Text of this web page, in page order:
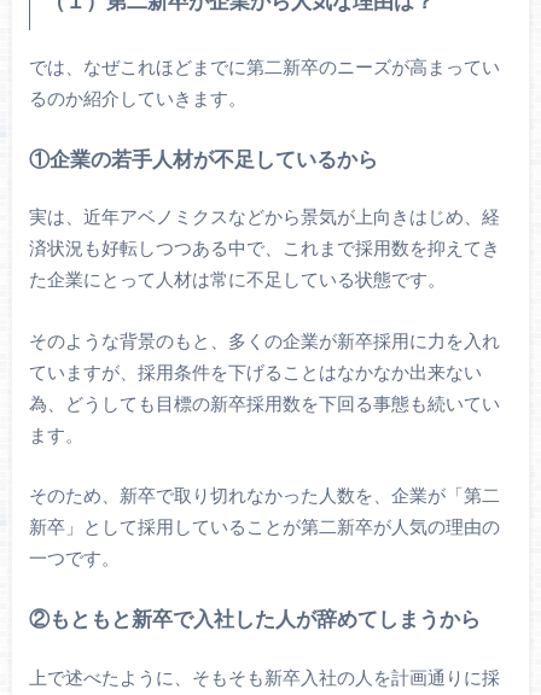
では、なぜこれほどまでに第二新卒のニーズが高まってい
るのか紹介していきます。
①企業の若手人材が不足しているから
実は、近年アベノミクスなどから景気が上向きはじめ、経
済状況も好転しつつある中で、これまで採用数を抑えてき
た企業にとって人材は常に不足している状態です。
そのような背景のもと、多くの企業が新卒採用に力を入れ
ていますが、採用条件を下げることはなかなか出来ない
為、どうしても目標の新卒採用数を下回る事態も続いてい
ます。
そのため、新卒で取り切れなかった人数を、企業が「第二
新卒」として採用していることが第二新卒が人気の理由の
一つです。
②もともと新卒で入社した人が辞めてしまうから
上で述べたように、そもそも新卒入社の人を計画通りに採